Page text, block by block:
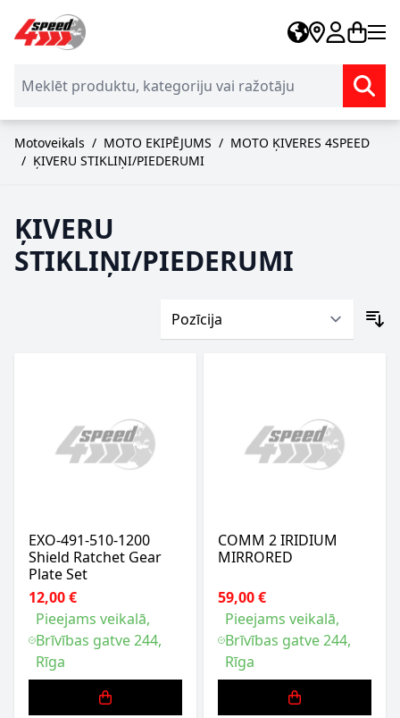
Skip to Content
Motoveikals / MOTO EKIPĒJUMS / MOTO ĶIVERES 4SPEED
/ ĶIVERU STIKLIŅI/PIEDERUMI
ĶIVERU
STIKLIŅI/PIEDERUMI
EXO-491-510-1200
Shield Ratchet Gear
Plate Set
12,00 €
Pieejams veikalā,
Brīvības gatve 244,
Rīga
COMM 2 IRIDIUM
MIRRORED
59,00 €
Pieejams veikalā,
Brīvības gatve 244,
Rīga